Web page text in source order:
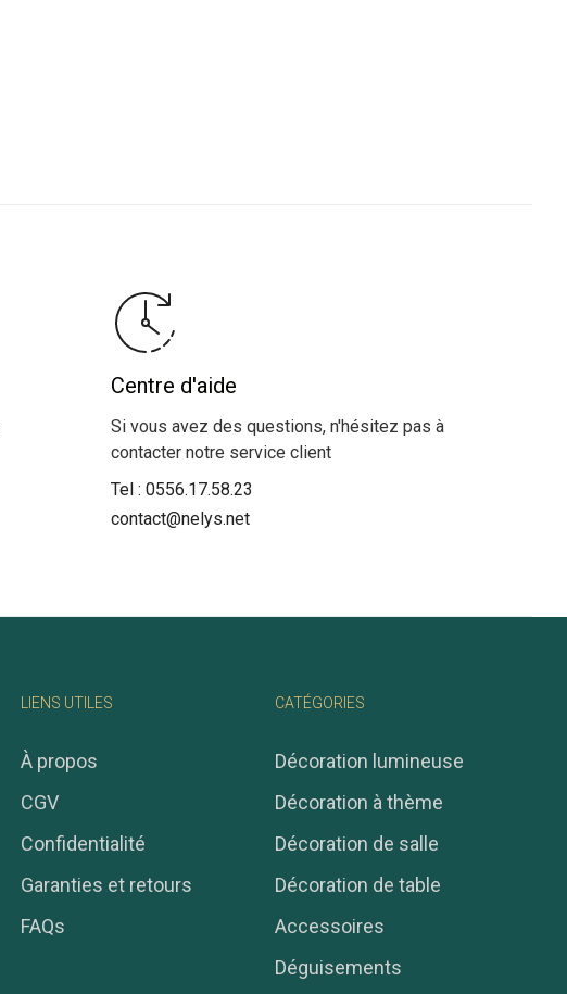
Centre d'aide
Si vous avez des questions, n'hésitez pas à
contacter notre service client
Tel : 0556.17.58.23
contact@nelys.net
LIENS UTILES
À propos
CGV
Confidentialité
Garanties et retours
FAQs
CATÉGORIES
Décoration lumineuse
Décoration à thème
Décoration de salle
Décoration de table
Accessoires
Déguisements